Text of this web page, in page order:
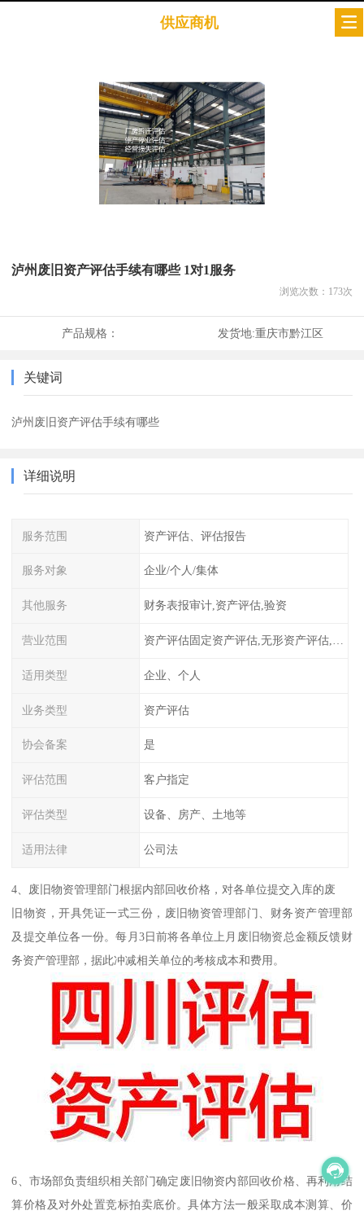
供应商机
泸州废旧资产评估手续有哪些 1对1服务
浏览次数： 173次
产品规格： 发货地:重庆市黔江区
关键词
泸州废旧资产评估手续有哪些
详细说明
服务范围 资产评估、评估报告
服务对象 企业/个人/集体
其他服务 财务表报审计,资产评估,验资
营业范围
适用类型 企业、个人
业务类型 资产评估
协会备案 是
评估范围 客户指定
评估类型 设备、房产、土地等
适用法律 公司法
4、废旧物资管理部门根据内部回收价格，对各单位提交入库的废
旧物资，开具凭证一式三份，废旧物资管理部门、财务资产管理部
及提交单位各一份。每月3日前将各单位上月废旧物资总金额反馈财
务资产管理部，据此冲减相关单位的考核成本和费用。
6、市场部负责组织相关部门确定废旧物资内部回收价格、再利用结
算价格及对外处置竞标拍卖底价。具体方法一般采取成本测算、价